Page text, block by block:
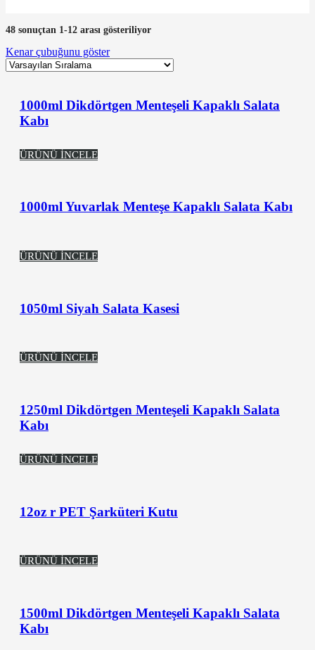
48 sonuçtan 1-12 arası gösteriliyor
Kenar çubuğunu göster
1000ml Dikdörtgen Menteşeli Kapaklı Salata
Kabı
ÜRÜNÜ İNCELE
1000ml Yuvarlak Menteşe Kapaklı Salata Kabı
ÜRÜNÜ İNCELE
1050ml Siyah Salata Kasesi
ÜRÜNÜ İNCELE
1250ml Dikdörtgen Menteşeli Kapaklı Salata
Kabı
ÜRÜNÜ İNCELE
12oz r PET Şarküteri Kutu
ÜRÜNÜ İNCELE
1500ml Dikdörtgen Menteşeli Kapaklı Salata
Kabı